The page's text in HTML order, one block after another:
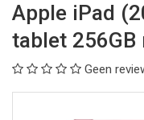
Apple iPad
tablet 256GB
Geen